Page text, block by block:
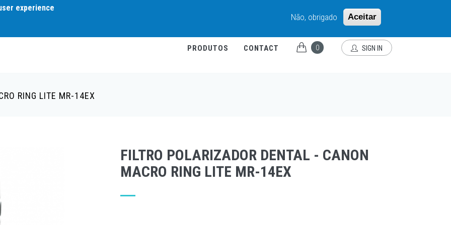
experience
Não, obrigado Aceitar
PT-PT
PRODUTOS CONTACT 0 SIGN IN
RING LITE MR-14EX
FILTRO POLARIZADOR DENTAL - CANON
MACRO RING LITE MR-14EX